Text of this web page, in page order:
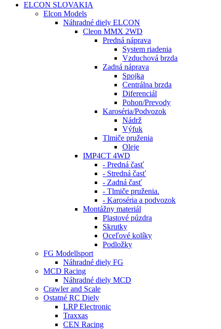
ELCON SLOVAKIA
Elcon Models
Náhradné diely ELCON
Cleon MMX 2WD
Predná náprava
System riadenia
Vzduchová brzda
Zadná náprava
Spojka
Centrálna brzda
Diferenciál
Pohon/Prevody
Karoséria/Podvozok
Nádrž
Výfuk
Tlmiče pruženia
Oleje
IMP4CT 4WD
- Predná časť
- Stredná časť
- Zadná časť
- Tlmiče pruženia.
- Karoséria a podvozok
Montážny materiál
Plastové púzdra
Skrutky
Oceľové kolíky
Podložky
FG Modellsport
Náhradné diely FG
MCD Racing
Náhradné diely MCD
Crawler and Scale
Ostatné RC Diely
LRP Electronic
Traxxas
CEN Racing